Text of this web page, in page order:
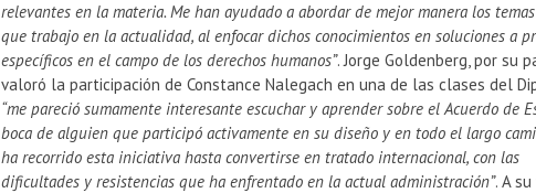
relevantes en la materia. Me han ayudado a abordar de mejor manera los
que trabajo en la actualidad, al enfocar dichos conocimientos en soluciones a
específicos en el campo de los derechos humanos”. Jorge Goldenberg, por su
valoró la participación de Constance Nalegach en una de las clases del
“me pareció sumamente interesante escuchar y aprender sobre el Acuerdo de
boca de alguien que participó activamente en su diseño y en todo el largo
ha recorrido esta iniciativa hasta convertirse en tratado internacional, con las
dificultades y resistencias que ha enfrentado en la actual administración”. A